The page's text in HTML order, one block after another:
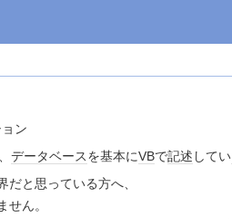
ン
データベースを基本にVBで記述 してい
だと思っている方へ、
せん。